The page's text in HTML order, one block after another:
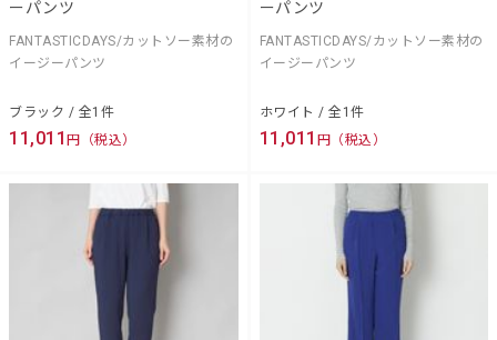
ーパンツ
FANTASTICDAYS/カットソー素材の
イージーパンツ
ブラック / 全1件
11,011 円（税込）
ーパンツ
FANTASTICDAYS/カットソー素材の
イージーパンツ
ホワイト / 全1件
11,011 円（税込）